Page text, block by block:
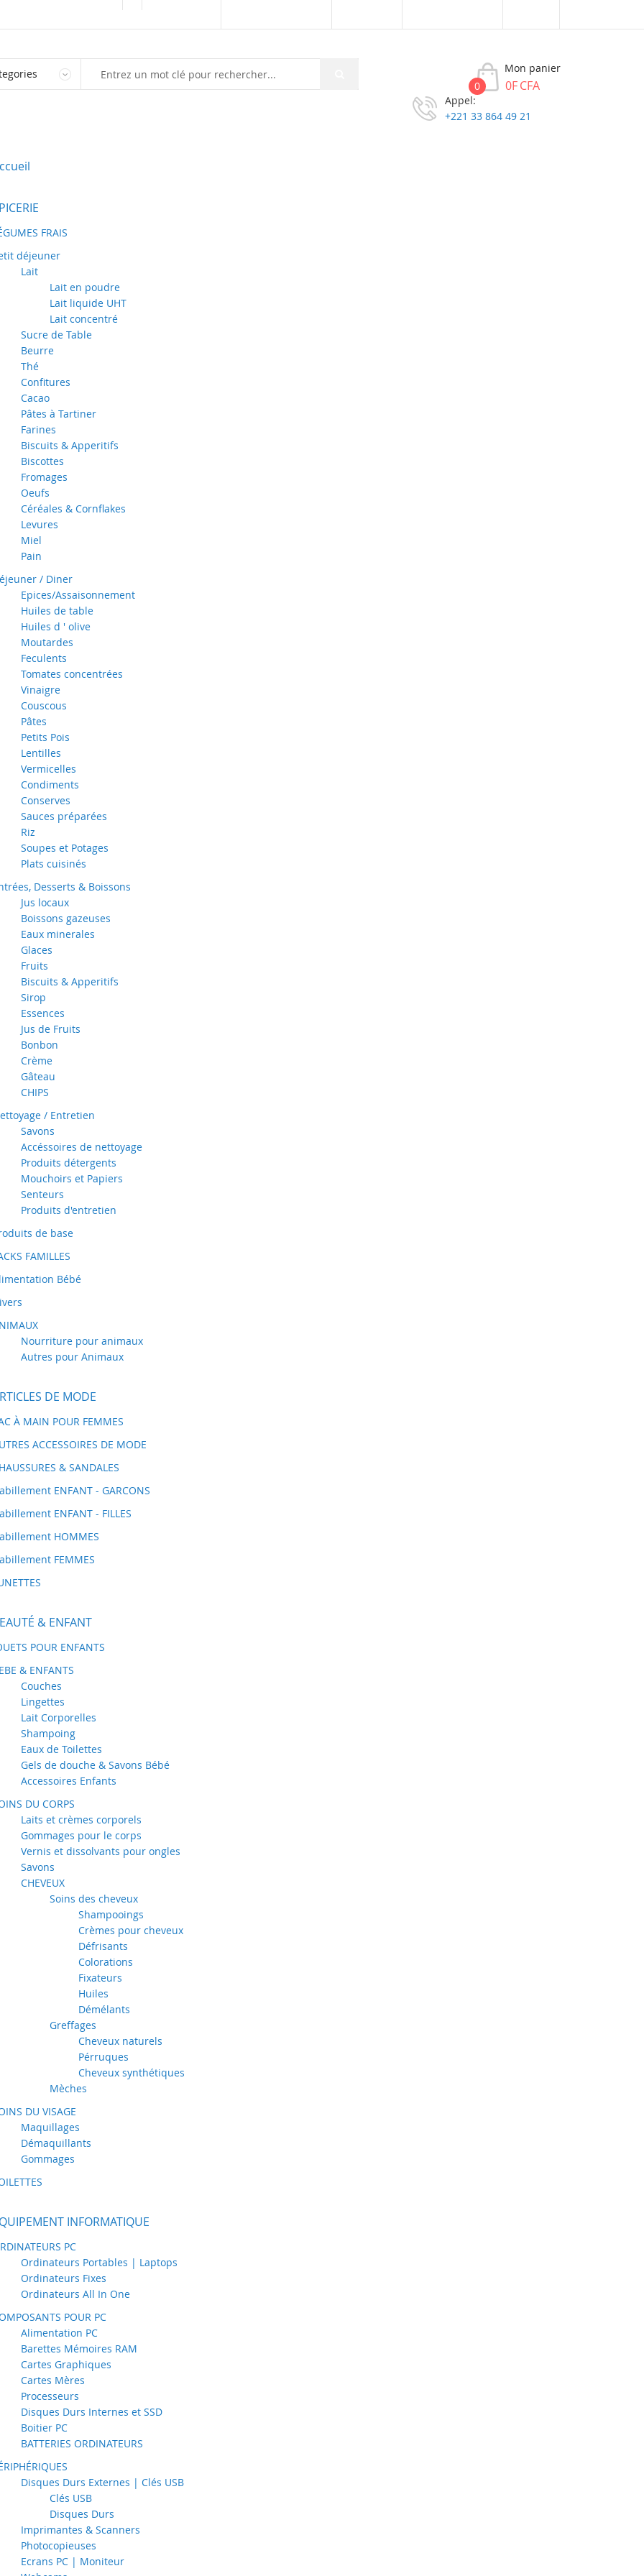
Mon panier
0F CFA
0
Appel:
+221 33 864 49 21
FRAIS
déjeuner
Lait
Lait en poudre
Lait liquide UHT
Lait concentré
Sucre de Table
Beurre
Thé
Confitures
Cacao
Pâtes à Tartiner
Farines
Biscuits & Apperitifs
Biscottes
Fromages
Oeufs
Céréales & Cornflakes
Levures
Miel
Pain
/ Diner
Epices/Assaisonnement
Huiles de table
Huiles d ' olive
Moutardes
Feculents
Tomates concentrées
Vinaigre
Couscous
Pâtes
Petits Pois
Lentilles
Vermicelles
Condiments
Conserves
Sauces préparées
Riz
Soupes et Potages
Plats cuisinés
Desserts & Boissons
Jus locaux
Boissons gazeuses
Eaux minerales
Glaces
Fruits
Biscuits & Apperitifs
Sirop
Essences
Jus de Fruits
Bonbon
Crème
Gâteau
CHIPS
/ Entretien
Savons
Accéssoires de nettoyage
Produits détergents
Mouchoirs et Papiers
Senteurs
Produits d'entretien
de base
FAMILLES
Bébé
Nourriture pour animaux
Autres pour Animaux
DE MODE
À MAIN POUR FEMMES
ACCESSOIRES DE MODE
& SANDALES
ENFANT - GARCONS
ENFANT - FILLES
HOMMES
FEMMES
& ENFANT
POUR ENFANTS
& ENFANTS
Couches
Lingettes
Lait Corporelles
Shampoing
Eaux de Toilettes
Gels de douche & Savons Bébé
Accessoires Enfants
DU CORPS
Laits et crèmes corporels
Gommages pour le corps
Vernis et dissolvants pour ongles
Savons
CHEVEUX
Soins des cheveux
Shampooings
Crèmes pour cheveux
Défrisants
Colorations
Fixateurs
Huiles
Démélants
Greffages
Cheveux naturels
Pérruques
Cheveux synthétiques
Mèches
DU VISAGE
Maquillages
Démaquillants
Gommages
INFORMATIQUE
PC
Ordinateurs Portables | Laptops
Ordinateurs Fixes
Ordinateurs All In One
POUR PC
Alimentation PC
Barettes Mémoires RAM
Cartes Graphiques
Cartes Mères
Processeurs
Disques Durs Internes et SSD
Boitier PC
BATTERIES ORDINATEURS
Disques Durs Externes | Clés USB
Clés USB
Disques Durs
Imprimantes & Scanners
Photocopieuses
Ecrans PC | Moniteur